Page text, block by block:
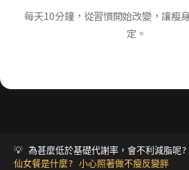
每天10分鐘，從習慣開始改變，讓瘦
定。
💡 為甚麼低於基礎代謝率，會不利減脂呢
仙女餐是什麼? 小心照著做不瘦反變胖